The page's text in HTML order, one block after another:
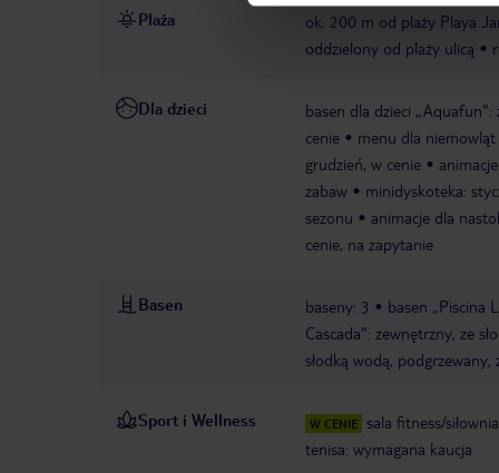
Plaża ok. 200 m od plaży Playa
oddzielony od plaży ulicą
Dla dzieci
basen dla dzieci „Aquafun":
cenie
menu dla niemowląt
grudzień, w cenie
zabaw
minidyskoteka:
sezonu
animacje dla
cenie, na zapytanie
Basen baseny: 3 basen „Piscina
Cascada": zewnętrzny, ze
słodką wodą, podgrzewany,
Sport i Wellness W CENIE sala fitness/siłownia
tenisa: wymagana kaucja